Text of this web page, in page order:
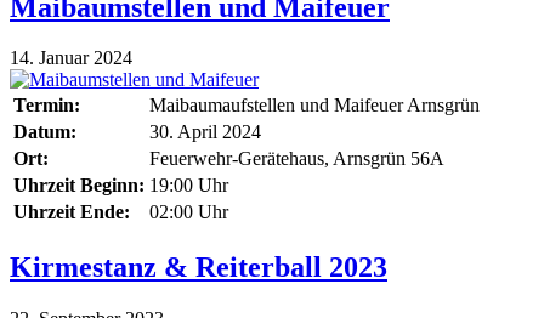
Maibaumstellen und Maifeuer
14. Januar 2024
Termin:
Maibaumaufstellen und Maifeuer Arnsgrün
Datum:
30. April 2024
Ort:
Feuerwehr-Gerätehaus, Arnsgrün 56A
Uhrzeit Beginn: 19:00 Uhr
Uhrzeit Ende:
02:00 Uhr
Kirmestanz & Reiterball 2023